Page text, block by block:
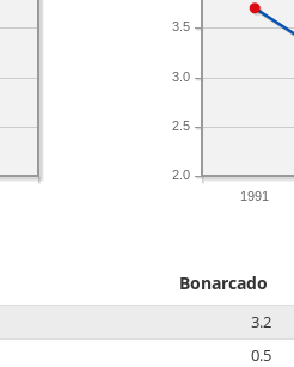
1991
2.0
2.5
3.0
3.5
Bonarcado
3.2
0.5